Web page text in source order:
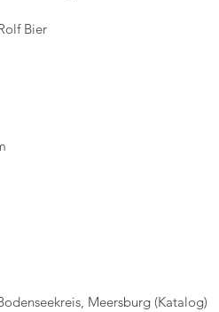
Bier
Meersburg (Katalog)